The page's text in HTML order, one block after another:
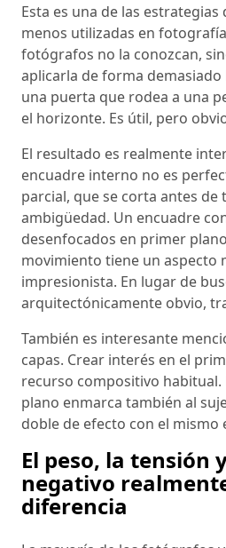
Esta es una de las
menos utilizadas en
fotógrafos no la conozcan,
aplicarla de forma
una puerta que rodea a una
el horizonte. Es útil, pero
El resultado es realmente
encuadre interno no es
parcial, que se corta antes de
ambigüedad. Un encuadre
desenfocados en primer
movimiento tiene un aspecto
impresionista. En lugar de
arquitectónicamente obvio,
También es interesante
capas. Crear interés en el
recurso compositivo habitual.
plano enmarca también al
doble de efecto con el mismo
El peso, la tensión
negativo
diferencia